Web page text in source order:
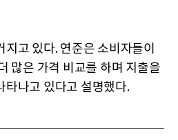
고 있다. 연준은 소비자들이
많은 가격 비교를 하며 지출을
타나고 있다고 설명했다.